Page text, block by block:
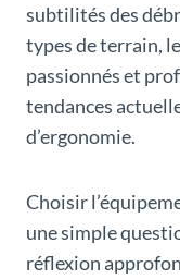
subtilités des
types de terrain,
passionnés et
tendances
d’ergonomie.
Choisir
une simple
réflexion